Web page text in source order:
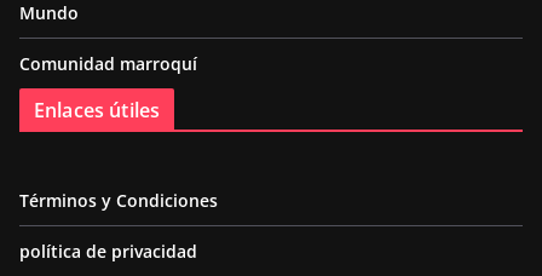
Mundo
Comunidad marroquí
Enlaces útiles
Términos y Condiciones
política de privacidad